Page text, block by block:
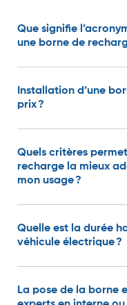
Que signifie
une borne de
Installation d’une
prix ?
Quels critères
recharge la mieux
mon usage ?
Quelle est la durée
véhicule électrique ?
La pose de la borne